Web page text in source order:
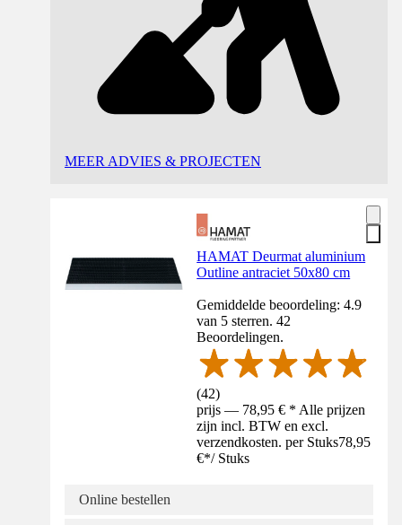
MEER ADVIES & PROJECTEN
HAMAT Deurmat aluminium
Outline antraciet 50x80 cm
Gemiddelde beoordeling: 4.9
van 5 sterren. 42
Beoordelingen.
(42)
prijs — 78,95 € * Alle prijzen
zijn incl. BTW en excl.
verzendkosten. per Stuks78,95
€*/ Stuks
Online bestellen